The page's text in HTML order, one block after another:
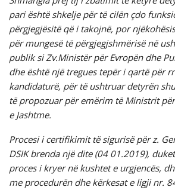
pari është shkelje për të cilën çdo
përgjegjësitë që i takojnë, por
për mungesë të përgjegjshmërisë në
publik si Zv.Ministër për Evropën dhe
dhe është një tregues tepër i qartë për
kandidaturë, për të ushtruar detyrën
të propozuar për emërim të Ministrit
e Jashtme.
Procesi i certifikimit të sigurisë për z.
DSIK brenda një dite (04 01.2019),
proces i kryer në kushtet e urgjencës,
me procedurën dhe kërkesat e ligji nr.